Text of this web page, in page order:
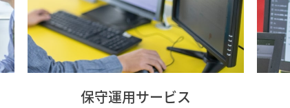
保守運用サービス